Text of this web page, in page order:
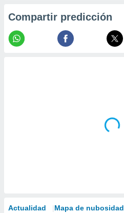
Compartir predicción
Actualidad Mapa de nubosidad